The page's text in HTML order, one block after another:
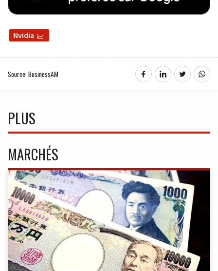
Nvidia
Source: BusinessAM
PLUS
MARCHÉS